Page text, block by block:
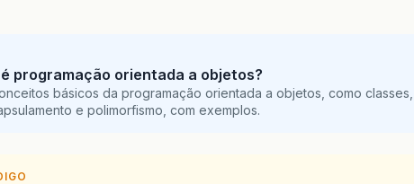
é programação orientada a objetos?
básicos da programação orientada a objetos, como classes,
e polimorfismo, com exemplos.